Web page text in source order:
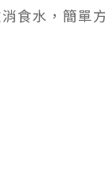
食水，簡單